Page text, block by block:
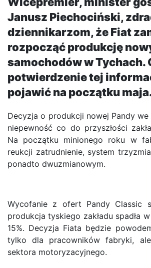
Janusz Piechociński,
dziennikarzom, że Fiat
rozpocząć produkcję
samochodów w Tychach.
potwierdzenie tej
pojawić na początku
Decyzja o produkcji nowej Pandy we
niepewność co do przyszłości
Na początku minionego roku w
reukcji zatrudnienie, system
ponadto dwuzmianowym.
Wycofanie z ofert Pandy Classic
produkcja tyskiego zakładu spadła
15%. Decyzja Fiata będzie
tylko dla pracowników fabryki,
sektora motoryzacyjnego.